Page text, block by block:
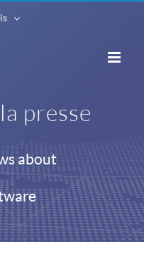
presse
about